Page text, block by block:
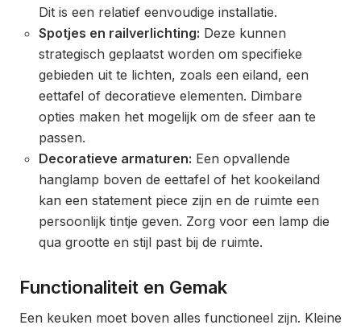
Dit is een relatief eenvoudige installatie.
Spotjes en railverlichting: Deze kunnen
strategisch geplaatst worden om specifieke
gebieden uit te lichten, zoals een eiland, een
eettafel of decoratieve elementen. Dimbare
opties maken het mogelijk om de sfeer aan te
passen.
Decoratieve armaturen: Een opvallende
hanglamp boven de eettafel of het kookeiland
kan een statement piece zijn en de ruimte een
persoonlijk tintje geven. Zorg voor een lamp die
qua grootte en stijl past bij de ruimte.
Functionaliteit en Gemak
Een keuken moet boven alles functioneel zijn. Kleine